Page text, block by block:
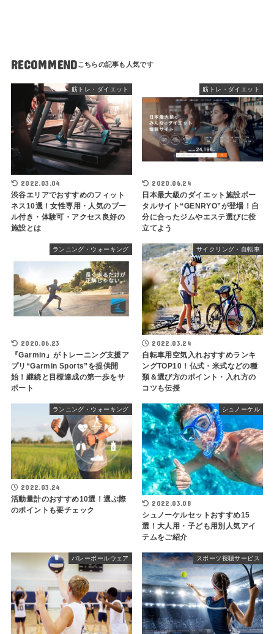
RECOMMEND
筋トレ・ダイエット
2022.03.04
渋谷エリアでおすすめのフィット
ネス10選！女性専用・人気のプー
ル付き・体験可・アクセス良好の
施設とは
筋トレ・ダイエット
2020.06.24
日本最大級のダイエット施設ポー
タルサイト“GENRYO”が登場！自
分に合ったジムやエステ選びに役
立てよう
ランニング・ウォーキング
2020.06.23
『Garmin』がトレーニング支援ア
プリ“Garmin Sports”を提供開
始！継続と目標達成の第一歩をサ
ポート
サイクリング・自転車
2022.03.24
自転車用空気入れおすすめランキ
ングTOP10！仏式・米式などの種
類＆選び方のポイント・入れ方の
コツも伝授
ランニング・ウォーキング
2022.03.24
活動量計のおすすめ10選！選ぶ際
のポイントも要チェック
シュノーケル
2022.03.08
シュノーケルセットおすすめ15
選！大人用・子ども用別人気アイ
テムをご紹介
バレーボールウェア スポーツ視聴サービス